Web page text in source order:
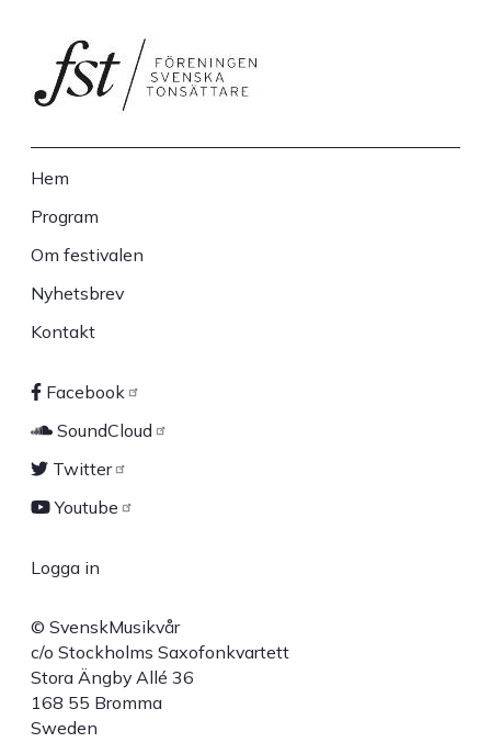
Sidfot
Hem
Program
Om festivalen
Nyhetsbrev
Kontakt
Sociala
länkar
Facebook
SoundCloud
Twitter
Youtube
User
account
menu
Logga in
© SvenskMusikvår
c/o Stockholms Saxofonkvartett
Stora Ängby Allé 36
168 55 Bromma
Sweden